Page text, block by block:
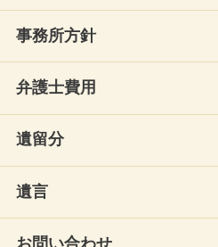
事務所方針
弁護士費用
遺留分
遺言
お問い合わせ